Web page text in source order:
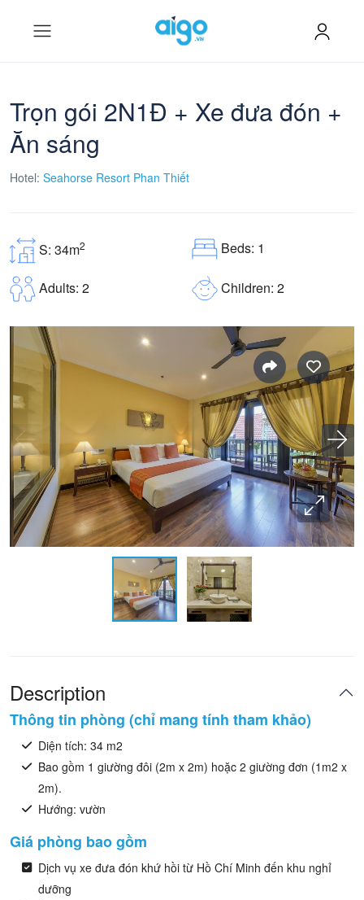
Trọn gói 2N1Đ + Xe đưa đón +
Ăn sáng
Hotel: Seahorse Resort Phan Thiết
S: 34m2 Beds: 1
Adults: 2 Children: 2
Description
Thông tin phòng (chỉ mang tính tham khảo)
Diện tích: 34 m2
Bao gồm 1 giường đôi (2m x 2m) hoặc 2 giường đơn (1m2 x
2m).
Hướng: vườn
Giá phòng bao gồm
Dịch vụ xe đưa đón khứ hồi từ Hồ Chí Minh đến khu nghỉ
dưỡng